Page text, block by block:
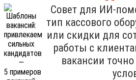
Совет для ИИ-
тип кассового
или скидки для
работы с
вакансии